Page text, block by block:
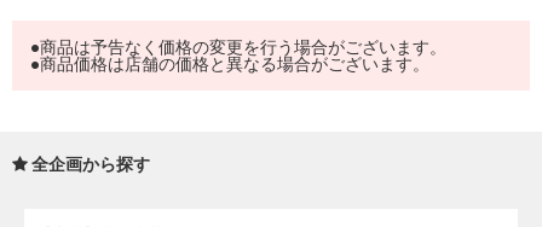
●商品は予告なく価格の変更を行う場合がございます。
●商品価格は店舗の価格と異なる場合がございます。
全企画から探す